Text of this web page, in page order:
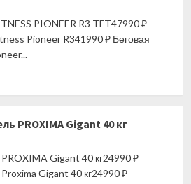
PIONEER R3 TFT47990 ₽
Pioneer R341990 ₽ Беговая
PROXIMA Gigant 40 кг
Gigant 40 кг24990 ₽
Gigant 40 кг24990 ₽